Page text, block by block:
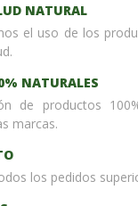
NATURAL
el uso de los
NATURALES
de productos
marcas.
los pedidos